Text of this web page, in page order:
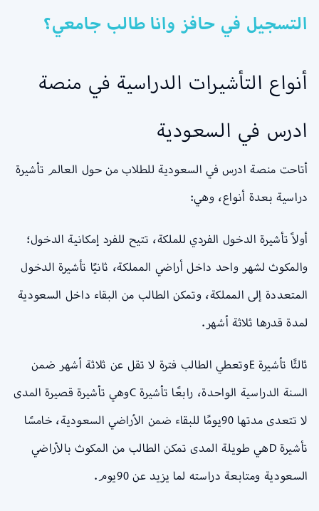
التسجيل في حافز وانا طالب جامعي؟
أنواع التأشيرات الدراسية في منصة
ادرس في السعودية
أتاحت منصة ادرس في السعودية للطلاب من حول العالم تأشيرة
دراسية بعدة أنواع، وهي:
أولاً تأشيرة الدخول الفردي للملكة، تتيح للفرد إمكانية الدخول؛
والمكوث لشهر واحد داخل أراضي المملكة، ثانيًا تأشيرة الدخول
المتعددة إلى المملكة، وتمكن الطالب من البقاء داخل السعودية
لمدة قدرها ثلاثة أشهر.
ثالثًا تأشيرة Eوتعطي الطالب فترة لا تقل عن ثلاثة أشهر ضمن
السنة الدراسية الواحدة، رابعًا تأشيرة Cوهي تأشيرة قصيرة المدى
لا تتعدى مدتها 90يومًا للبقاء ضمن الأراضي السعودية، خامسًا
تأشيرة Dهي طويلة المدى تمكن الطالب من المكوث بالأراضي
السعودية ومتابعة دراسته لما يزيد عن 90يوم.